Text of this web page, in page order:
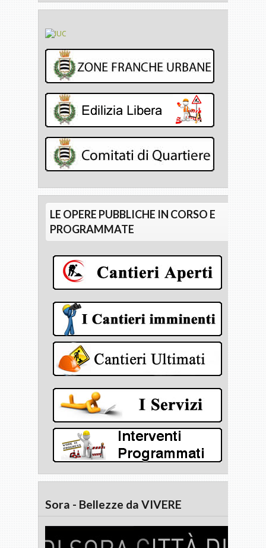
LE OPERE PUBBLICHE IN CORSO E
PROGRAMMATE
Sora - Bellezze da VIVERE